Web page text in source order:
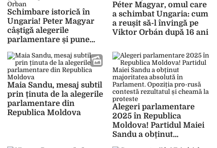
Schimbare istorică în
Ungaria! Peter Magyar
câștigă alegerile
parlamentare și pune
Orban
Péter Magyar, omul care
a schimbat Ungaria: cum
a reușit să-l învingă pe
Viktor Orbán după 16 ani
Maia Sandu, mesaj subtil
prin ținuta de la alegerile
parlamentare din
Republica Moldova
Alegeri parlamentare
2025 în Republica
Moldova! Partidul Maiei
Sandu a obținut